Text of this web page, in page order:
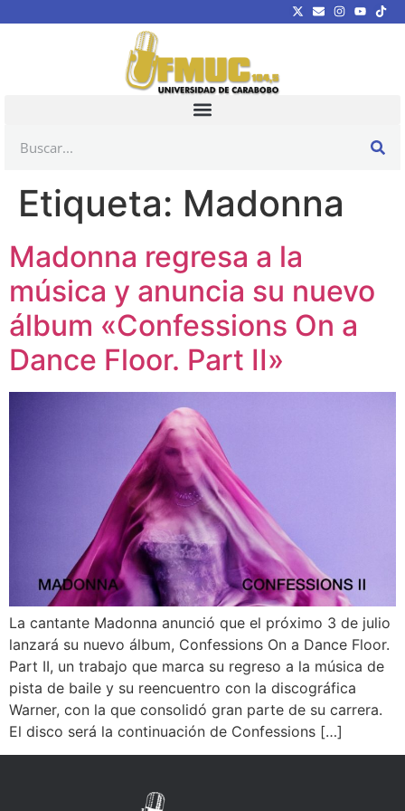
Etiqueta: Madonna
Madonna regresa a la
música y anuncia su nuevo
álbum «Confessions On a
Dance Floor. Part II»
La cantante Madonna anunció que el próximo 3 de julio
lanzará su nuevo álbum, Confessions On a Dance Floor.
Part II, un trabajo que marca su regreso a la música de
pista de baile y su reencuentro con la discográfica
Warner, con la que consolidó gran parte de su carrera.
El disco será la continuación de Confessions […]